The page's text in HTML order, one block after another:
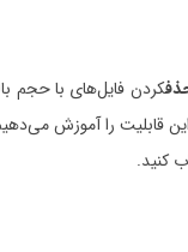
کردن فایل‌های با حجم
این قابلیت را آموزش